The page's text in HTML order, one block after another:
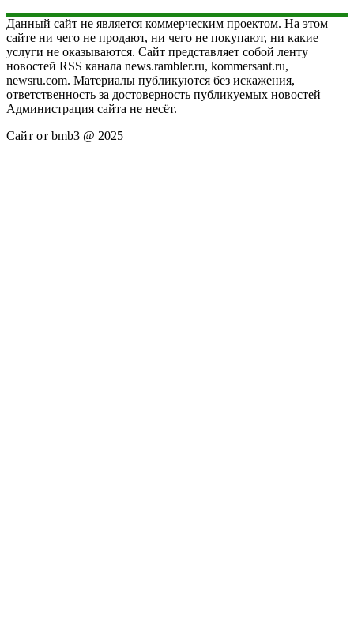
Данный сайт не является коммерческим проектом. На этом
сайте ни чего не продают, ни чего не покупают, ни какие
услуги не оказываются. Сайт представляет собой ленту
новостей RSS канала news.rambler.ru, kommersant.ru,
newsru.com. Материалы публикуются без искажения,
ответственность за достоверность публикуемых новостей
Администрация сайта не несёт.
Сайт от bmb3 @ 2025